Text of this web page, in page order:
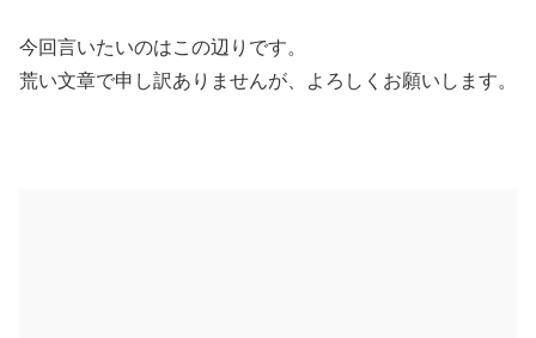
今回言いたいのはこの辺りです。
荒い文章で申し訳ありませんが、よろしくお願いします。